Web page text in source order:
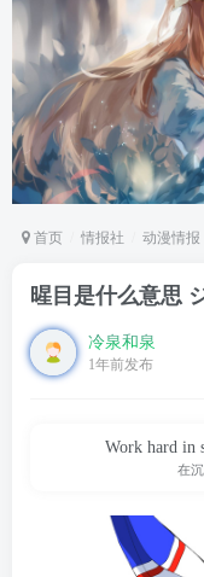
首页 情报社 动漫情报
暒目是什么意思
冷泉和泉
1年前发布
Work hard in
在